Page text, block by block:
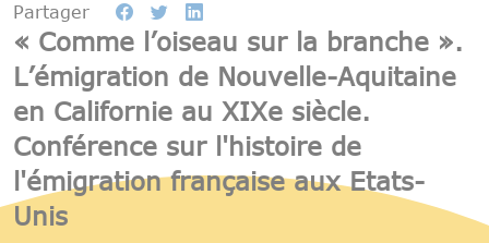
Partager
« Comme l’oiseau sur la branche ».
L’émigration de Nouvelle-Aquitaine
en Californie au XIXe siècle.
Conférence sur l'histoire de
l'émigration française aux Etats-
Unis